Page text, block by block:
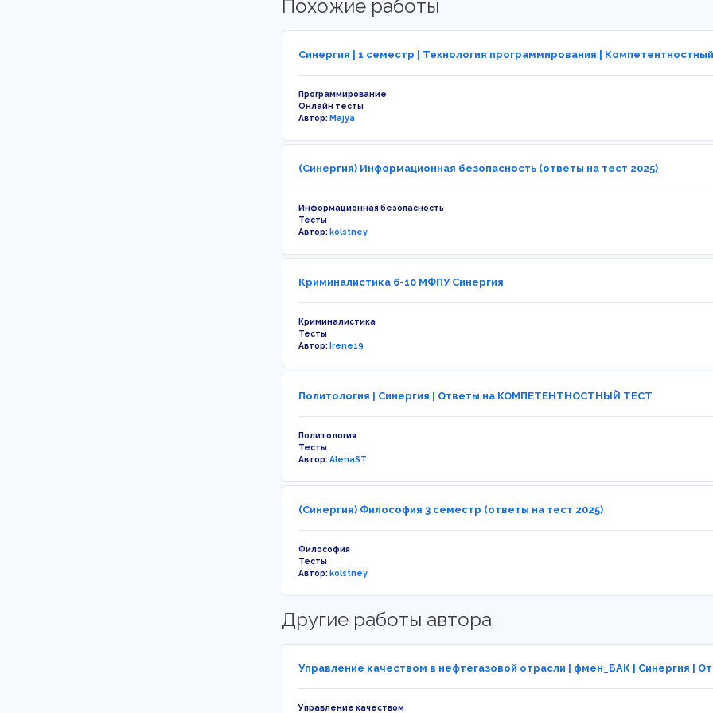
Похожие работы
Синергия | 1 семестр | Технология программирования |
Программирование
Онлайн тесты
Автор:Majya
(Синергия) Информационная безопасность (ответы на тест 2025)
Информационная безопасность
Тесты
Автор:kolstney
Криминалистика 6-10 МФПУ Синергия
Криминалистика
Тесты
Автор:Irene19
Политология | Синергия | Ответы на КОМПЕТЕНТНОСТНЫЙ ТЕСТ
Политология
Тесты
Автор:AlenaST
(Синергия) Философия 3 семестр (ответы на тест 2025)
Философия
Тесты
Автор:kolstney
Другие работы автора
Управление качеством в нефтегазовой отрасли | фмен_БАК | Синергия |
Управление качеством